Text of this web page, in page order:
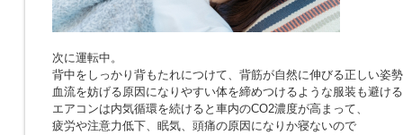
次に運転中。
背中をしっかり背もたれにつけて、背筋が自然に伸びる正しい姿
血流を妨げる原因になりやすい体を締めつけるような服装も避け
エアコンは内気循環を続けると車内のCO2濃度が高まって、
疲労や注意力低下、眠気、頭痛の原因になりか寝ないので